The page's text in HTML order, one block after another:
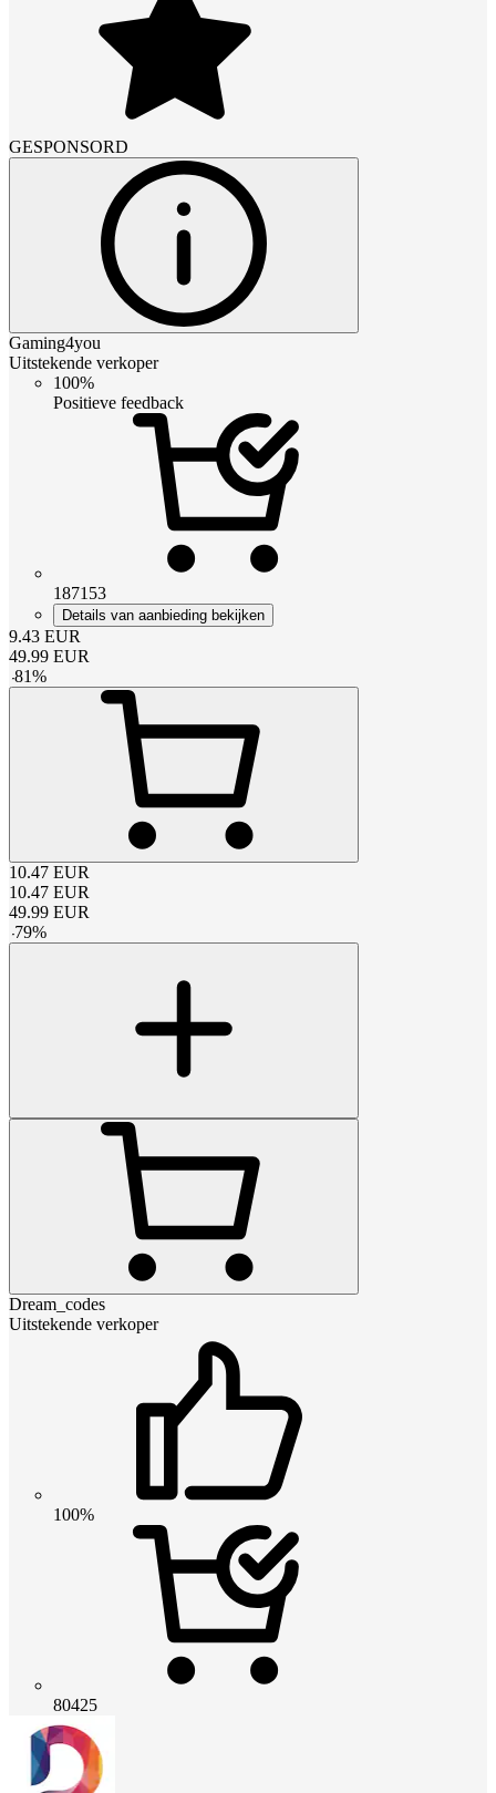
GESPONSORD
Gaming4you
Uitstekende verkoper
100%
Positieve feedback
187153
Details van aanbieding bekijken
9.43 EUR
49.99 EUR
-81%
10.47 EUR
10.47 EUR
49.99 EUR
-79%
Dream_codes
Uitstekende verkoper
100%
80425